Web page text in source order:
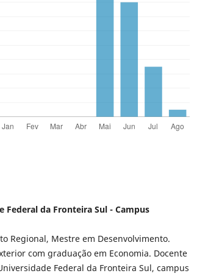
Federal da Fronteira Sul - Campus
Regional, Mestre em Desenvolvimento.
com graduação em Economia. Docente
Federal da Fronteira Sul, campus